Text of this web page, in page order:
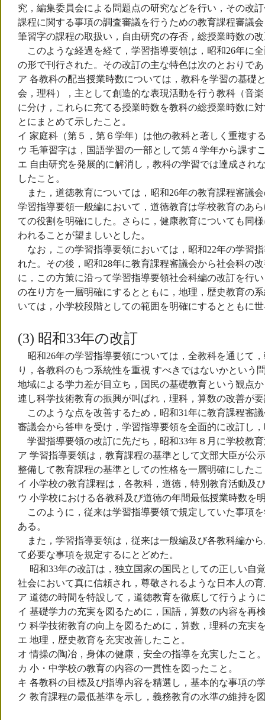
究，編集委員会による問題点の研究などを行い，その改
課程に関する事項の調査審議を行うための教育課程審議
筆習字の課程の取扱い，自由研究の存否，総授業時数の
このような経過を経て，学習指導要領は，昭和26年に
の形で刊行された。その改訂の主な特色は次のとおりで
ア 各教科の配当授業時数については，教科を学習の基礎
会，理科），主として創造的な表現活動を行う教科（音
に分け，これらに充てる授業時数を教科の総授業時数に
とにまとめて示したこと。
イ 家庭科（第５，第６学年）は他の教科と著しく重複す
ウ 毛筆習字は，国語学習の一部として第４学年から課す
エ 自由研究を発展的に解消し，教科の学習では達成され
したこと。
また，道徳教育については，昭和26年の教育課程審議
学習指導要領一般編において，道徳教育は学校教育のあ
ての役割を明確にした。さらに，健康教育についても同
われることが望ましいとした。
なお，この学習指導要領においては，昭和22年の学習
れた。その後，昭和28年に教育課程審議会から社会科の
に，この方策に沿って学習指導要領社会科編の改訂を行
の在り方を一層明確にするとともに，地理，歴史教育の
いては，小学校段階としての範囲を明確にするとともに
(3) 昭和33年の改訂
昭和26年の学習指導要領については，全教科を通じて
り，各教科のもつ系統性を重視 すべきではないかとい
地域による学力差が目立ち，国民の基礎教育という観点
連し科学技術教育の振興が叫ばれ，理科，算数の改善が
このような点を改善するため，昭和31年に教育課程審
審議会から答申を受け，学習指導要領を全面的に改訂し
学習指導要領の改訂に先だち，昭和33年８月に学校教
ア 学習指導要領は，教育課程の基準として文部大臣が公
整備して教育課程の基準としての性格を一層明確にした
イ 小学校の教育課程は，各教科，道徳，特別教育活動及
ウ 小学校における各教科及び道徳の年間最低授業時数を
このように，従来は学習指導要領で規定していた事項
ある。
また，学習指導要領は，従来は一般編及び各教科編か
て必要な事項を規定するにとどめた。
昭和33年の改訂は，独立国家の国民としての正しい自
社会において真に信頼され，尊敬されるような日本人の
ア 道徳の時間を特設して，道徳教育を徹底して行うよう
イ 基礎学力の充実を図るために，国語，算数の内容を再
ウ 科学技術教育の向上を図るために，算数，理科の充実
エ 地理，歴史教育を充実改善したこと。
オ 情操の陶冶，身体の健康，安全の指導を充実したこと
カ 小・中学校の教育の内容の一貫性を図ったこと。
キ 各教科の目標及び指導内容を精選し，基本的な事項の
ク 教育課程の最低基準を示し，義務教育の水準の維持を